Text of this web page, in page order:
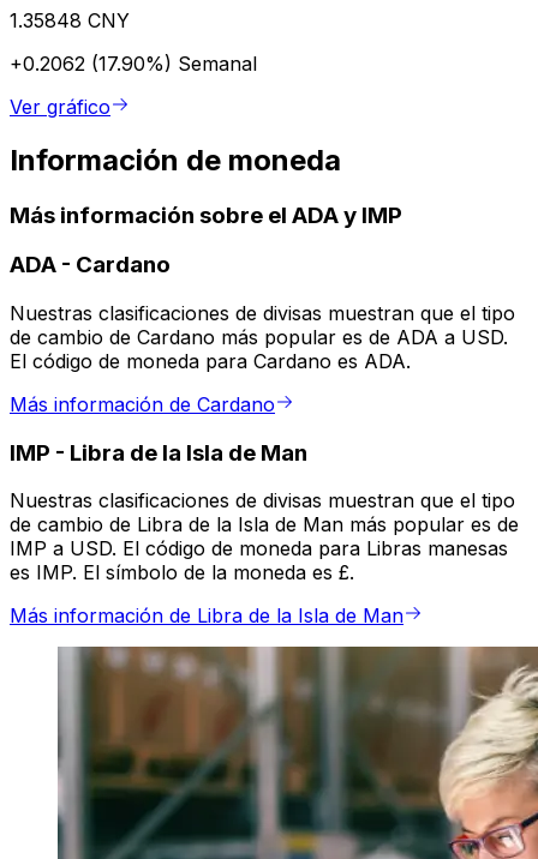
1.35848 CNY
+0.2062 (17.90%) Semanal
Ver gráfico
Información de moneda
Más información sobre el ADA y IMP
ADA - Cardano
Nuestras clasificaciones de divisas muestran que el tipo
de cambio de Cardano más popular es de ADA a USD.
El código de moneda para Cardano es ADA.
Más información de Cardano
IMP - Libra de la Isla de Man
Nuestras clasificaciones de divisas muestran que el tipo
de cambio de Libra de la Isla de Man más popular es de
IMP a USD. El código de moneda para Libras manesas
es IMP. El símbolo de la moneda es £.
Más información de Libra de la Isla de Man